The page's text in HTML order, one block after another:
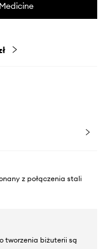
z połączenia stali
tworzenia biżuterii są